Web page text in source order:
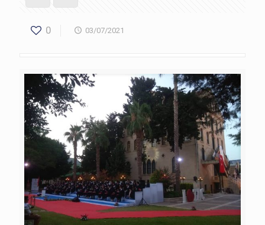
0 03/07/2021